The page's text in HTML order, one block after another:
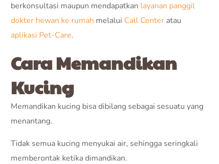
berkonsultasi maupun mendapatkan layanan panggil
dokter hewan ke rumah melalui Call Center atau
aplikasi Pet-Care.
Cara Memandikan
Kucing
Memandikan kucing bisa dibilang sebagai sesuatu yang
menantang.
Tidak semua kucing menyukai air, sehingga seringkali
memberontak ketika dimandikan.